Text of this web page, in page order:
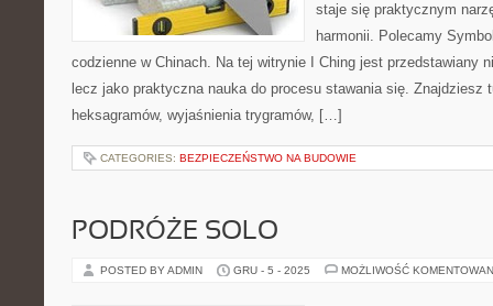
staje się praktycznym
harmonii. Polecamy
codzienne w Chinach. Na tej witrynie I Ching jest przedstawiany
lecz jako praktyczna nauka do procesu stawania się. Znajdziesz
heksagramów, wyjaśnienia trygramów, […]
CATEGORIES: BEZPIECZEŃSTWO NA BUDOWIE
PODRÓŻE SOLO
POSTED BY ADMIN GRU - 5 - 2025 MOŻLIWOŚĆ